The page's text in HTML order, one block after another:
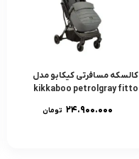
كالسكه مسافرتی کیکابو مدل
kikkaboo petrolgray fitto
۲۴.۹۰۰.۰۰۰ تومان